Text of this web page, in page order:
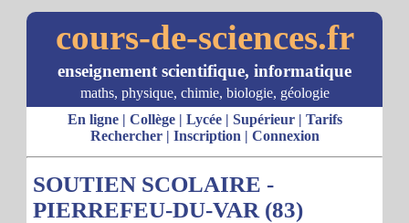
cours-de-sciences.fr
enseignement scientifique, informatique
maths, physique, chimie, biologie, géologie
En ligne| Collège| Lycée| Supérieur| Tarifs
Rechercher| Inscription | Connexion
SOUTIEN SCOLAIRE -
PIERREFEU-DU-VAR (83)